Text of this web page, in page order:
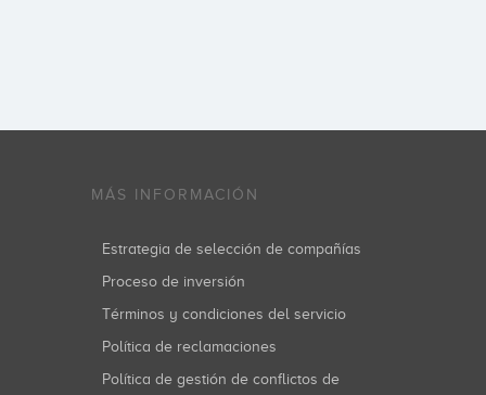
MÁS INFORMACIÓN
Estrategia de selección de compañías
Proceso de inversión
Términos y condiciones del servicio
Política de reclamaciones
Política de gestión de conflictos de